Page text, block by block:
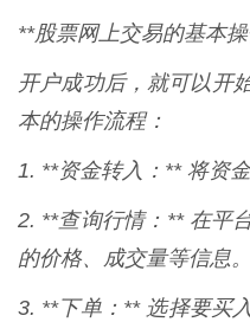
**股票网上交易的基本
开户成功后，就可以开
本的操作流程：
1. **资金转入：** 将资
2. **查询行情：** 在平
的价格、成交量等信息。
3. **下单：** 选择要买